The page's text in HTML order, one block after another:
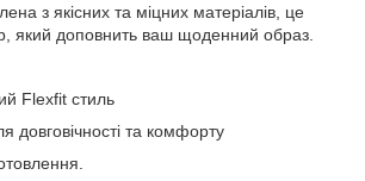
з якісних та міцних матеріалів, це
який доповнить ваш щоденний образ.
Flexfit стиль
довговічності та комфорту